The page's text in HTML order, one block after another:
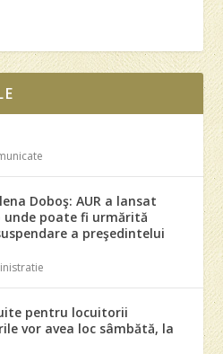
Doboş: AUR a lansat
poate fi urmărită
a preşedintelui
pentru locuitorii
vor avea loc sâmbătă, la